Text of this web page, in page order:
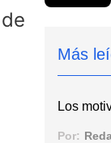
Más
Los
Por: